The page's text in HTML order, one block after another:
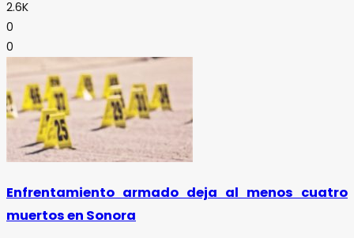
2.6K
0
0
Enfrentamiento armado deja al menos cuatro
muertos en Sonora